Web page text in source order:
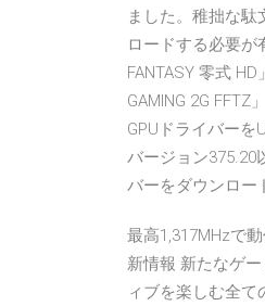
ました。稚拙な駄
ロードする必要が
FANTASY 零式
GAMING 2G FFTZ
GPUドライバーを
バージョン375.20
バーをダウンロー
最高1,317MHzで
新情報 新たなゲ
ィブを楽しむ全て